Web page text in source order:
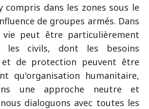
compris dans les zones sous le
de groupes armés. Dans
vie peut être particulièrement
les civils, dont les besoins
et de protection peuvent être
qu'organisation humanitaire,
une approche neutre et
dialoguons avec toutes les